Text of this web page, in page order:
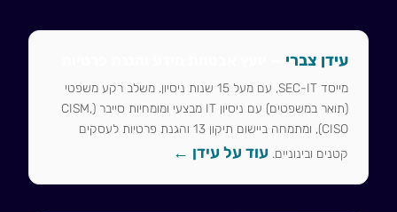
עידן צברי
מייסד SEC-IT, עם מעל 15 שנות ניסיון. משלב רקע משפטי
(תואר במשפטים) עם ניסיון IT מבצעי ומומחיות סייבר (CISM,
CISO), ומתמחה ביישום תיקון 13 והגנת פרטיות לעסקים
קטנים ובינוניים. עוד על עידן ←